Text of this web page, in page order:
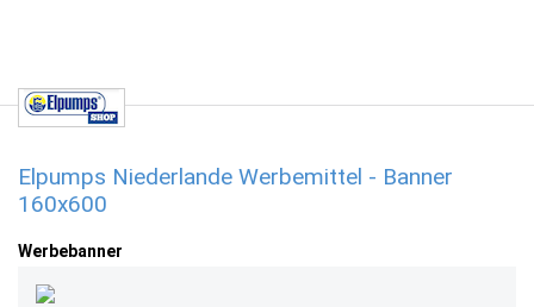
Elpumps Niederlande Werbemittel - Banner
160x600
Werbebanner